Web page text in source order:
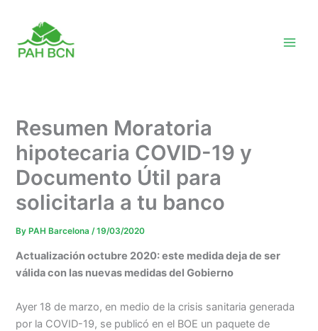
content
Resumen Moratoria
hipotecaria COVID-19 y
Documento Útil para
solicitarla a tu banco
By PAH Barcelona/19/03/2020
Actualización octubre 2020: este medida deja de ser
válida con las nuevas medidas del Gobierno
Ayer 18 de marzo, en medio de la crisis sanitaria generada
por la COVID-19, se publicó en el BOE un paquete de